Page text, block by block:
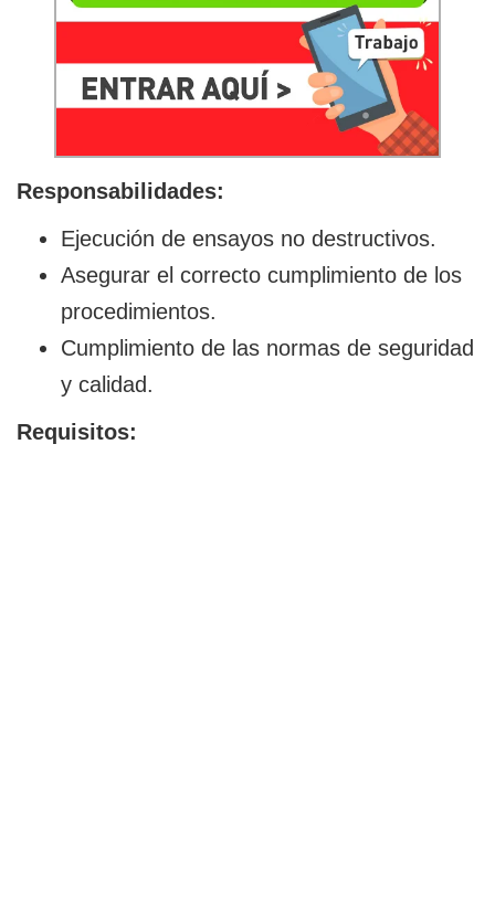
Responsabilidades:
Ejecución de ensayos no destructivos.
Asegurar el correcto cumplimiento de los
procedimientos.
Cumplimiento de las normas de seguridad
y calidad.
Requisitos: